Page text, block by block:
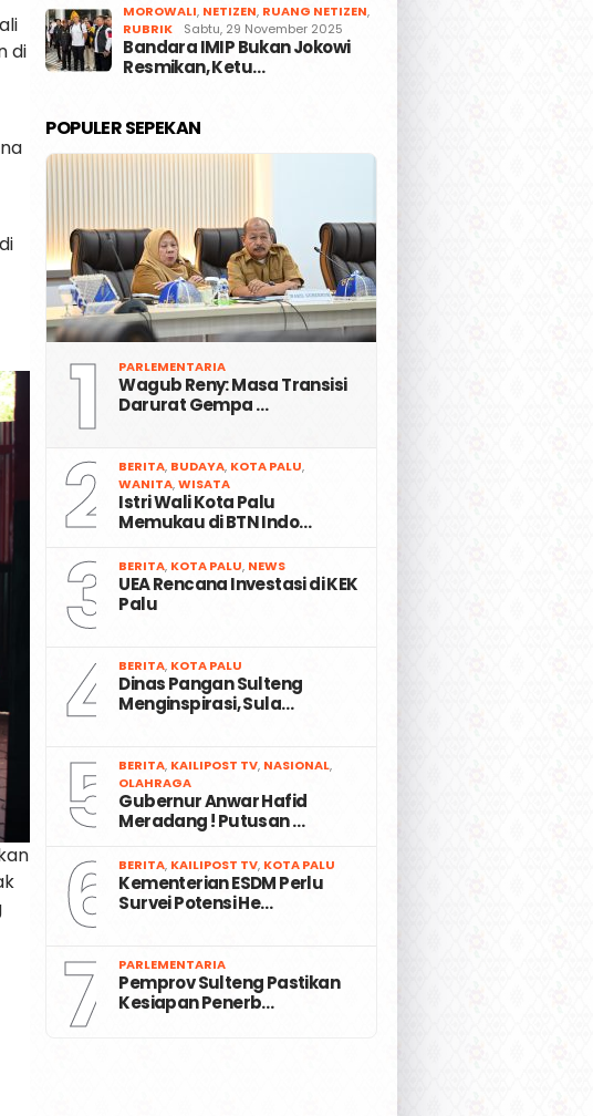
di
MOROWALI, NETIZEN, RUANG NETIZEN,
RUBRIK
Sabtu, 29 November 2025
Bandara IMIP Bukan Jokowi
Resmikan, Ketu…
POPULER SEPEKAN
1 PARLEMENTARIA
Wagub Reny: Masa Transisi
Darurat Gempa …
2 BERITA, BUDAYA, KOTA PALU,
WANITA,WISATA
Istri Wali Kota Palu
Memukau di BTN Indo…
3 BERITA, KOTA PALU, NEWS
UEA Rencana Investasi di KEK
Palu
4 BERITA, KOTA PALU
Dinas Pangan Sulteng
Menginspirasi, Sula…
5 BERITA, KAILIPOST TV, NASIONAL,
OLAHRAGA
Gubernur Anwar Hafid
Meradang ! Putusan …
6 BERITA, KAILIPOST TV, KOTA PALU
Kementerian ESDM Perlu
Survei Potensi He…
7 PARLEMENTARIA
Pemprov Sulteng Pastikan
Kesiapan Penerb…